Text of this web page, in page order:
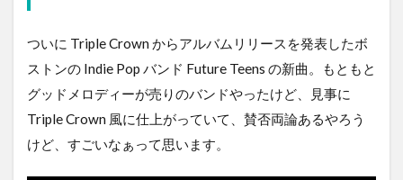
ついに Triple Crown からアルバムリリースを発表したボ
ストンの Indie Pop バンド Future Teens の新曲。もともと
グッドメロディーが売りのバンドやったけど、見事に
Triple Crown 風に仕上がっていて、賛否両論あるやろう
けど、すごいなぁって思います。